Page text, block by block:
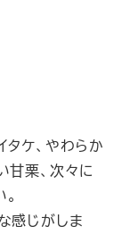
タケ、やわらか
甘栗、次々に
感じがしま